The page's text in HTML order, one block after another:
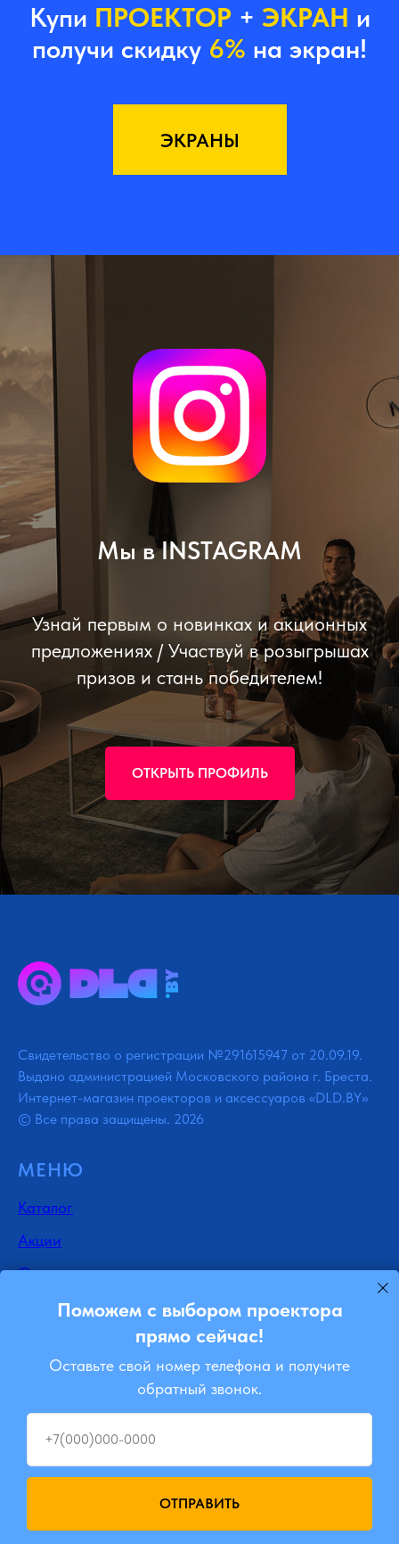
Поможем с выбором проектора
прямо сейчас!
Оставьте свой номер телефона и получите
обратный звонок.
+7(000)000-0000
ОТПРАВИТЬ
Купи ПРОЕКТОР+ ЭКРАН и
получи скидку 6% на экран!
ЭКРАНЫ
Мы в INSTAGRAM
Узнай первым о новинках и акционных
предложениях / Участвуй в розыгрышах
призов и стань победителем!
ОТКРЫТЬ ПРОФИЛЬ
Свидетельство о регистрации №291615947 от 20.09.19.
Выдано администрацией Московского района г. Бреста.
Интернет-магазин проекторов и аксессуаров «DLD.BY»
© Все права защищены. 2026
МЕНЮ
Каталог
Акции
Отзывы
Доставка
Viber